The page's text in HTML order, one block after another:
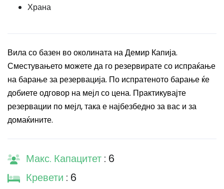
Храна
Вила со базен во околината на Демир Капија.
Сместувањето можете да го резервирате со испраќање
на барање за резервација. По испратеното барање ќе
добиете одговор на мејл со цена. Практикувајте
резервации по мејл, така е најбезбедно за вас и за
домаќините.
Макс. Капацитет : 6
Кревети : 6